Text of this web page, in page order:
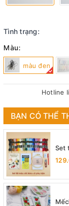
Tình trạng:
Màu:
màu đen
Hotline
BẠN CÓ THỂ
Set